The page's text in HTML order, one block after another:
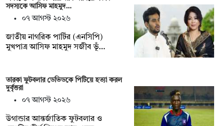
সদস্যকে আসিফ মাহমুদ…
০৭ আগস্ট ২০২৬
জাতীয় নাগরিক পার্টির (এনসিপি)
মুখপাত্র আসিফ মাহমুদ সজীব ভূঁ…
তারকা ফুটবলার ডেভিডকে পিটিয়ে হত্যা করল
দুর্বৃত্তরা
০৭ আগস্ট ২০২৬
উগান্ডার আন্তর্জাতিক ফুটবলার ও